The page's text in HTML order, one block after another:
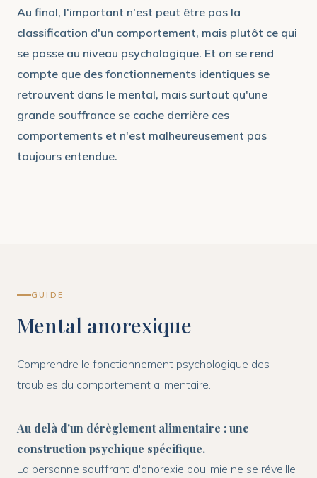
Au final, l'important n'est peut être pas la
classification d'un comportement, mais plutôt ce qui
se passe au niveau psychologique. Et on se rend
compte que des fonctionnements identiques se
retrouvent dans le mental, mais surtout qu'une
grande souffrance se cache derrière ces
comportements et n'est malheureusement pas
toujours entendue.
GUIDE
Mental anorexique
Comprendre le fonctionnement psychologique des
troubles du comportement alimentaire.
Au delà d'un dérèglement alimentaire : une
construction psychique spécifique.
La personne souffrant d'anorexie boulimie ne se réveille